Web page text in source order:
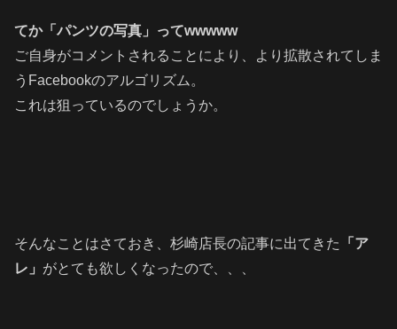
てか「パンツの写真」ってwwwww
ご自身がコメントされることにより、より拡散されてしま
うFacebookのアルゴリズム。
これは狙っているのでしょうか。
そんなことはさておき、杉崎店長の記事に出てきた
「ア
レ」 がとても欲しくなったので、、、